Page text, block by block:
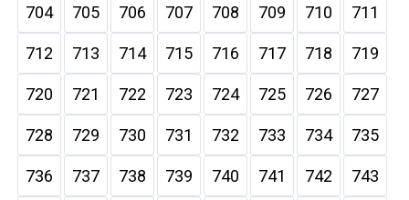
704 705 706 707 708 709 710 711
712 713 714 715 716 717 718 719
720 721 722 723 724 725 726 727
728 729 730 731 732 733 734 735
736 737 738 739 740 741 742 743